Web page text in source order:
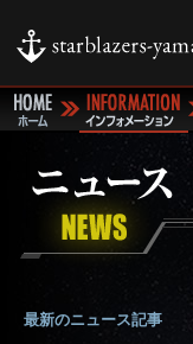
最新のニュース記事